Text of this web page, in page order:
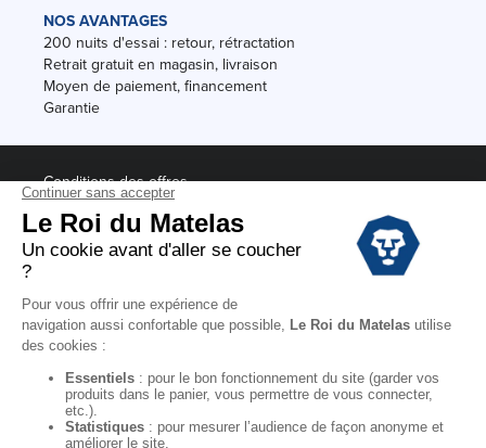
NOS AVANTAGES
200 nuits d'essai : retour, rétractation
Retrait gratuit en magasin, livraison
Moyen de paiement, financement
Garantie
Conditions des offres
Black Friday
Destockage
Soldes
Conditions Générales de vente magasin
Conditions Générales de vente internet
Mentions Légales
Données personnelles
Codes promo Le Roi du Matelas